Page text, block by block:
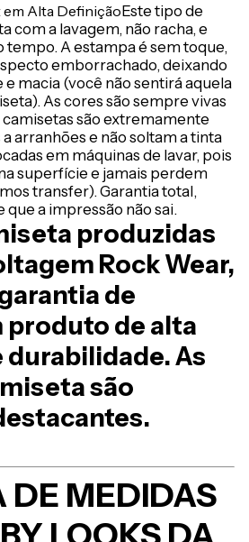
Alta DefiniçãoEste tipo de
com a lavagem, não racha, e
tempo. A estampa é sem toque,
emborrachado, deixando
e macia (você não sentirá aquela
As cores são sempre vivas
são extremamente
arranhões e não soltam a tinta
em máquinas de lavar, pois
superfície e jamais perdem
transfer). Garantia total,
que a impressão não sai.
produzidas
Rock Wear,
de
produto de alta
durabilidade. As
são
DE MEDIDAS